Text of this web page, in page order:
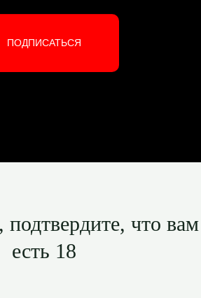
ПОДПИСАТЬСЯ
что вам
есть 18